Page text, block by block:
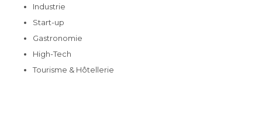
Industrie
Start-up
Gastronomie
High-Tech
Tourisme & Hôtellerie